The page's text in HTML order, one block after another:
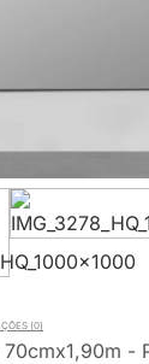
-
(0)